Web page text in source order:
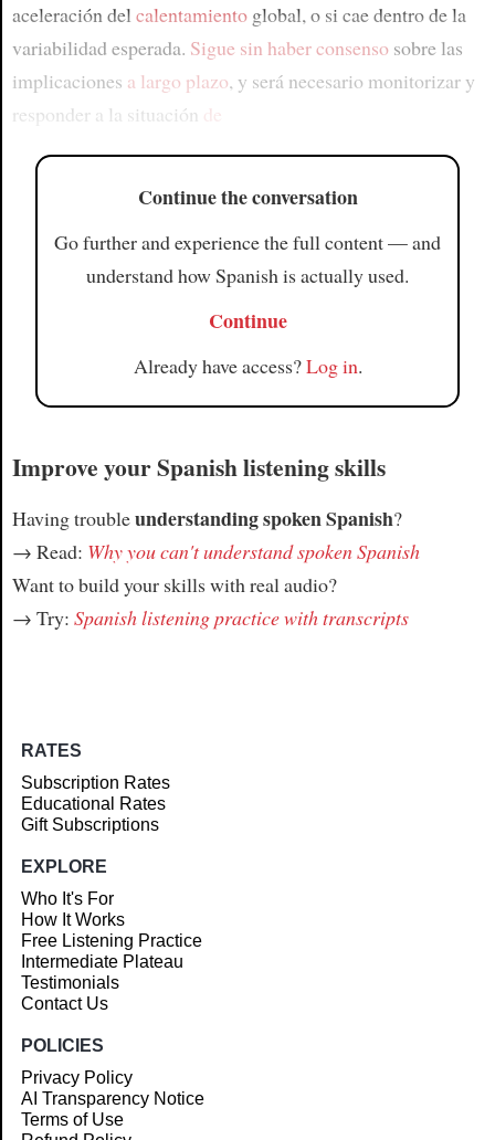
aceleración del calentamientoglobal, o si cae dentro de la
variabilidad esperada. Sigue sin haber consensosobre las
implicaciones a largo plazo, y será necesario monitorizar y
responder a la situación de
Continue the conversation
Go further and experience the full content — and
understand how Spanish is actually used.
Continue
Already have access?Log in.
Improve your Spanish listening skills
Having troubleunderstanding spoken Spanish?
→ Read: Why you can't understand spoken Spanish
Want to build your skills with real audio?
→ Try: Spanish listening practice with transcripts
RATES
Subscription Rates
Educational Rates
Gift Subscriptions
EXPLORE
Who It's For
How It Works
Free Listening Practice
Intermediate Plateau
Testimonials
Contact Us
POLICIES
Privacy Policy
AI Transparency Notice
Terms of Use